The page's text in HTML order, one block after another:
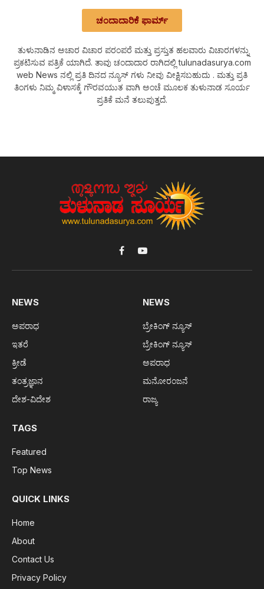
ಚಂದಾದಾರಿಕೆ ಫಾರ್ಮ್
ತುಳುನಾಡಿನ ಅಚಾರ ವಿಚಾರ ಪರಂಪರೆ ಮತ್ತು ಪ್ರಸ್ತುತ ಹಲವಾರು ವಿಚಾರಗಳನ್ನು
ಪ್ರಕಟಿಸುವ ಪತ್ರಿಕೆ ಯಾಗಿದೆ. ತಾವು ಚಂದಾದಾರ ರಾಗಿದಲ್ಲಿ tulunadasurya.com
web News ನಲ್ಲಿ ಪ್ರತಿ ದಿನದ ನ್ಯೂಸ್ ಗಳು ನೀವು ವೀಕ್ಷಿಸಬಹುದು . ಮತ್ತು ಪ್ರತಿ
ತಿಂಗಳು ನಿಮ್ಮ ವಿಳಾಸಕ್ಕೆ ಗೌರವಯುತ ವಾಗಿ ಅಂಚೆ ಮೂಲಕ ತುಳುನಾಡ ಸೂರ್ಯ
ಪ್ರತಿಕೆ ಮನೆ ತಲುಪುತ್ತದೆ.
FacebookYouTube
NEWS
ಅಪರಾಧ
ಇತರೆ
ಕ್ರೀಡೆ
ತಂತ್ರಜ್ಞಾನ
ದೇಶ-ವಿದೇಶ
NEWS
ಬ್ರೇಕಿಂಗ್ ನ್ಯೂಸ್
ಬ್ರೇಕಿಂಗ್ ನ್ಯೂಸ್
ಅಪರಾಧ
ಮನೋರಂಜನೆ
ರಾಜ್ಯ
TAGS
Featured
Top News
QUICK LINKS
Home
About
Contact Us
Privacy Policy